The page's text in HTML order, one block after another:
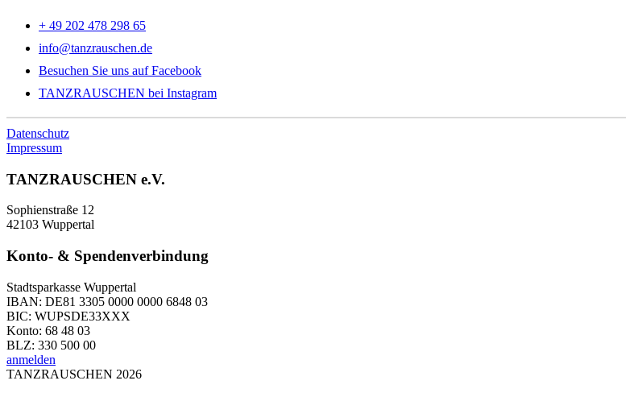
+ 49 202 478 298 65
info@tanzrauschen.de
Besuchen Sie uns auf Facebook
TANZRAUSCHEN bei Instagram
Datenschutz
Impressum
TANZRAUSCHEN e.V.
Sophienstraße 12
42103 Wuppertal
Konto- & Spendenverbindung
Stadtsparkasse Wuppertal
IBAN: DE81 3305 0000 0000 6848 03
BIC: WUPSDE33XXX
Konto: 68 48 03
BLZ: 330 500 00
anmelden
TANZRAUSCHEN 2026